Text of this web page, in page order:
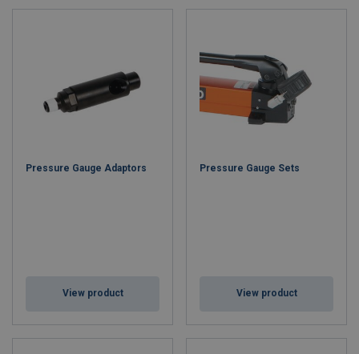
Pressure Gauge Adaptors
View product
Pressure Gauge Sets
View product